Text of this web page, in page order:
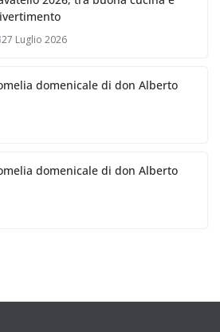
27 Luglio 2026
domenicale di don Alberto
domenicale di don Alberto